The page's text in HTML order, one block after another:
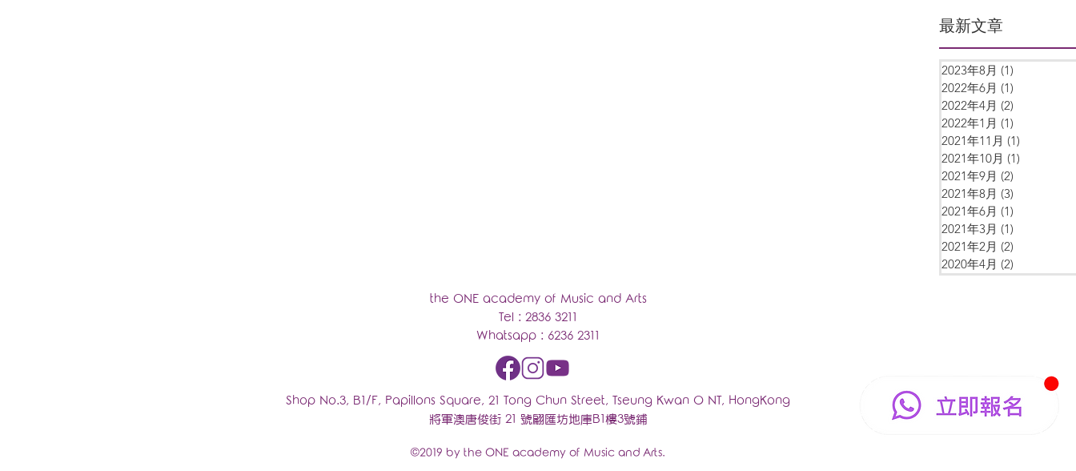
最新文章
2023年8月 (1)
2022年6月 (1)
2022年4月 (2)
2022年1月 (1)
2021年11月 (1)
2021年10月 (1)
2021年9月 (2)
2021年8月 (3)
2021年6月 (1)
2021年3月 (1)
2021年2月 (2)
2020年4月 (2)
the ONE academy of Music and Arts
Tel : 2836 3211
Whatsapp : 6236 2311
Shop No.3, B1/F, Papillons Square, 21 Tong Chun Street, Tseung Kwan O NT, HongKong
將軍澳唐俊街 21 號翩匯坊地庫B1樓3號鋪
©2019 by the ONE academy of Music and Arts.